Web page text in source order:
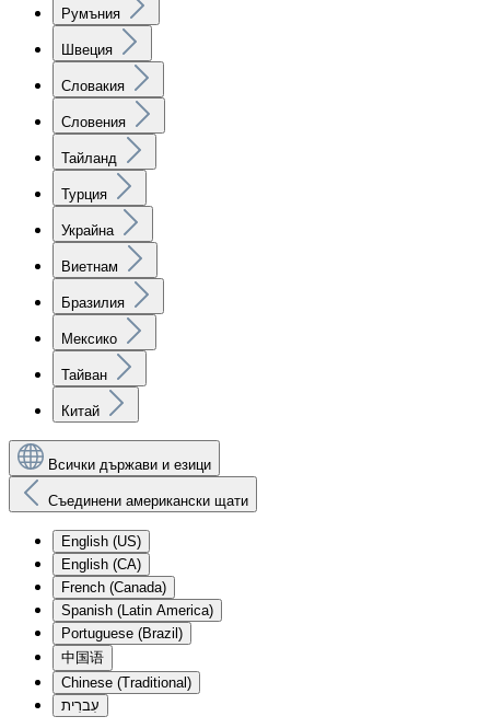
Румъния
Швеция
Словакия
Словения
Тайланд
Турция
Украйна
Виетнам
Бразилия
Мексико
Тайван
Китай
Всички държави и езици
Съединени американски щати
English (US)
English (CA)
French (Canada)
Spanish (Latin America)
Portuguese (Brazil)
中国语
Chinese (Traditional)
עִברִית